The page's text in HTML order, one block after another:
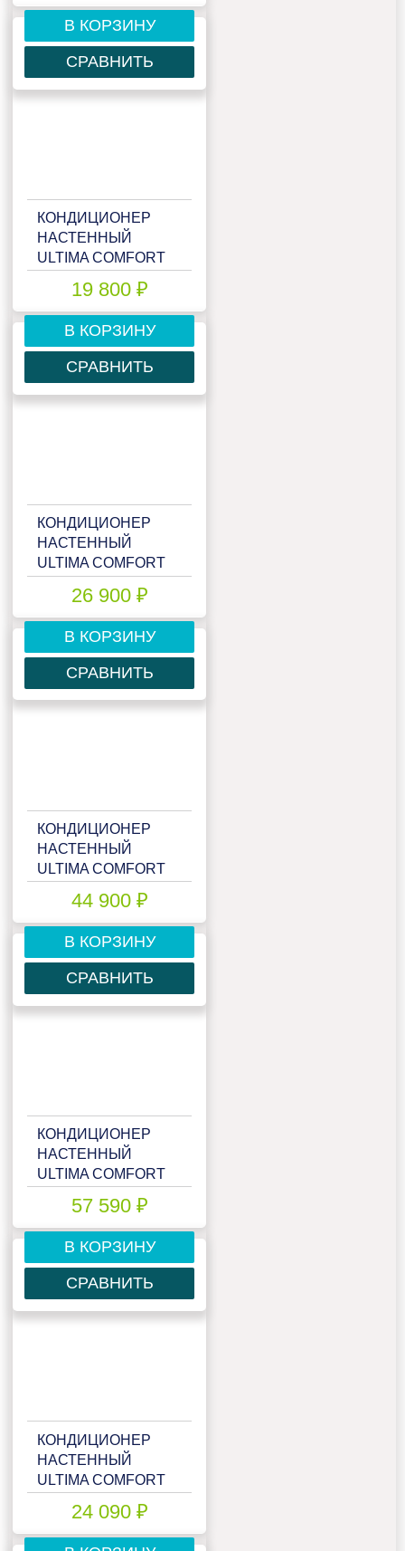
В КОРЗИНУ
СРАВНИТЬ
КОНДИЦИОНЕР
НАСТЕННЫЙ
ULTIMA COMFORT
19 800 ₽
В КОРЗИНУ
СРАВНИТЬ
КОНДИЦИОНЕР
НАСТЕННЫЙ
ULTIMA COMFORT
26 900 ₽
В КОРЗИНУ
СРАВНИТЬ
КОНДИЦИОНЕР
НАСТЕННЫЙ
ULTIMA COMFORT
44 900 ₽
В КОРЗИНУ
СРАВНИТЬ
КОНДИЦИОНЕР
НАСТЕННЫЙ
ULTIMA COMFORT
57 590 ₽
В КОРЗИНУ
СРАВНИТЬ
КОНДИЦИОНЕР
НАСТЕННЫЙ
ULTIMA COMFORT
24 090 ₽